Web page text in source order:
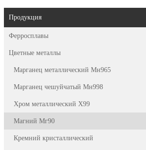
Продукция
Ферросплавы
Цветные металлы
Марганец металлический Мн965
Марганец чешуйчатый Мн998
Хром металлический Х99
Магний Мг90
Кремний кристаллический